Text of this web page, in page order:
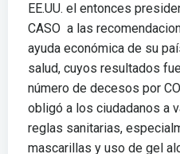
EE.UU. el entonces
CASO a las
ayuda económica de su
salud, cuyos resultados
número de decesos por
obligó a los ciudadanos a
reglas sanitarias,
mascarillas y uso de gel